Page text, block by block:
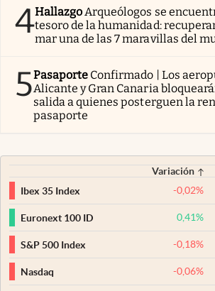
4HallazgoArqueólogos se
tesoro de la humanidad:
mar una de las 7 maravillas del
5Pasaporte Confirmado | Los
Alicante y Gran Canaria
salida a quienes posterguen la
pasaporte
Variación
Ibex 35 Index
-0,02%
Euronext 100 ID 0,41%
S&P 500 Index -0,18%
Nasdaq -0,06%